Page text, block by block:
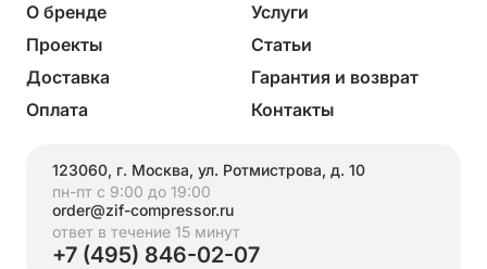
О бренде
Услуги
Проекты
Статьи
Доставка
Гарантия и возврат
Оплата
Контакты
123060, г. Москва, ул. Ротмистрова, д. 10
пн-пт с 9:00 до 19:00
order@zif-compressor.ru
ответ в течение 15 минут
+7 (495) 846-02-07